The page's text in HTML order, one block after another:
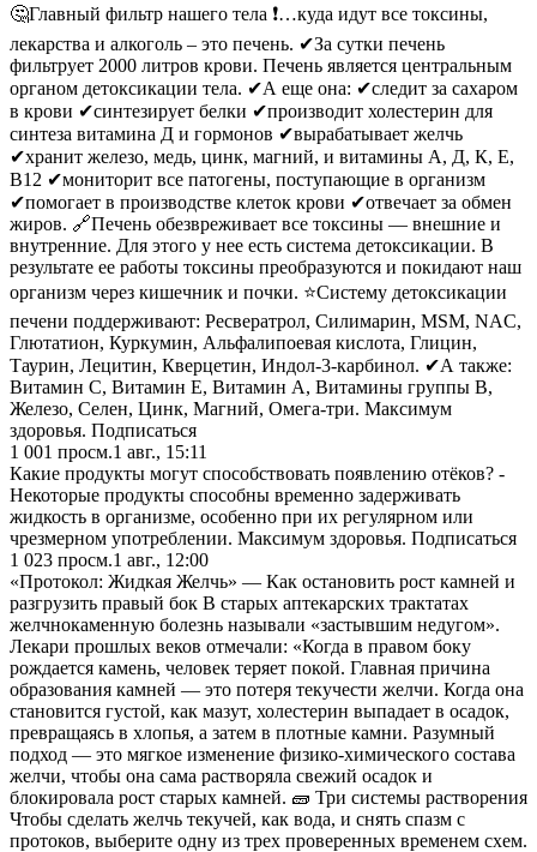
🤔Главный фильтр нашего тела ❗️…куда идут все токсины,
лекарства и алкоголь – это печень. ✔За сутки печень
фильтрует 2000 литров крови. Печень является центральным
органом детоксикации тела. ✔А еще она: ✔следит за сахаром
в крови ✔синтезирует белки ✔производит холестерин для
синтеза витамина Д и гормонов ✔вырабатывает желчь
✔хранит железо, медь, цинк, магний, и витамины А, Д, К, Е,
В12 ✔мониторит все патогены, поступающие в организм
✔помогает в производстве клеток крови ✔отвечает за обмен
жиров. 🔗Печень обезвреживает все токсины — внешние и
внутренние. Для этого у нее есть система детоксикации. В
результате ее работы токсины преобразуются и покидают наш
организм через кишечник и почки. ⭐Систему детоксикации
печени поддерживают: Ресвератрол, Силимарин, МSM, NAC,
Глютатион, Куркумин, Альфалипоевая кислота, Глицин,
Таурин, Лецитин, Кверцетин, Индол-3-карбинол. ✔А также:
Витамин С, Витамин Е, Витамин А, Витамины группы В,
Железо, Селен, Цинк, Магний, Омега-три. Максимум
здоровья. Подписаться
1 001 просм.1 авг., 15:11
Какие продукты могут способствовать появлению отёков? -
Некоторые продукты способны временно задерживать
жидкость в организме, особенно при их регулярном или
чрезмерном употреблении. Максимум здоровья. Подписаться
1 023 просм.1 авг., 12:00
«Протокол: Жидкая Желчь» — Как остановить рост камней и
разгрузить правый бок В старых аптекарских трактатах
желчнокаменную болезнь называли «застывшим недугом».
Лекари прошлых веков отмечали: «Когда в правом боку
рождается камень, человек теряет покой. Главная причина
образования камней — это потеря текучести желчи. Когда она
становится густой, как мазут, холестерин выпадает в осадок,
превращаясь в хлопья, а затем в плотные камни. Разумный
подход — это мягкое изменение физико-химического состава
желчи, чтобы она сама растворяла свежий осадок и
блокировала рост старых камней. 🧱 Три системы растворения
Чтобы сделать желчь текучей, как вода, и снять спазм с
протоков, выберите одну из трех проверенных временем схем.